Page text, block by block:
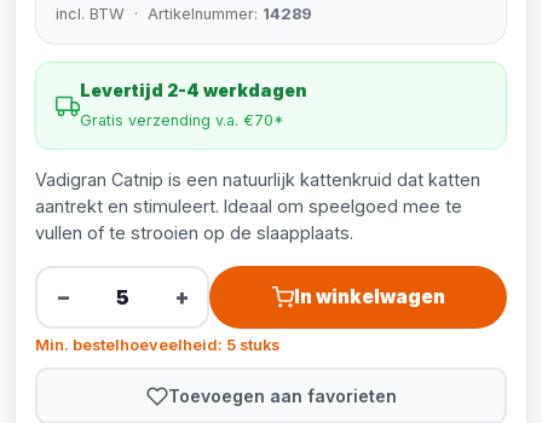
incl. BTW · Artikelnummer: 14289
Levertijd 2-4 werkdagen
Gratis verzending v.a. €70*
Vadigran Catnip is een natuurlijk kattenkruid dat katten
aantrekt en stimuleert. Ideaal om speelgoed mee te
vullen of te strooien op de slaapplaats.
− + In winkelwagen
Min. bestelhoeveelheid: 5 stuks
Toevoegen aan favorieten